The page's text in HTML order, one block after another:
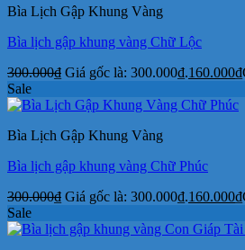
Bìa Lịch Gập Khung Vàng
Bìa lịch gập khung vàng Chữ Lộc
300.000₫ Giá gốc là: 300.000₫.160.000₫
Sale
Bìa Lịch Gập Khung Vàng
Bìa lịch gập khung vàng Chữ Phúc
300.000₫ Giá gốc là: 300.000₫.160.000₫
Sale